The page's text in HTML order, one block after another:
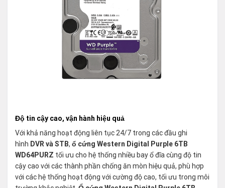
Độ tin cậy cao, vận hành hiệu quả
Với khả năng hoạt động liên tục 24/7 trong các đầu ghi
hình DVR và STB, ổ cứng Western Digital Purple 6TB
WD64PURZ tối ưu cho hệ thống nhiều bay ổ đĩa cùng độ tin
cậy cao với các thành phần chống ăn mòn hiệu quả, phù hợp
với các hệ thống hoạt động với cường độ cao, tối ưu trong môi